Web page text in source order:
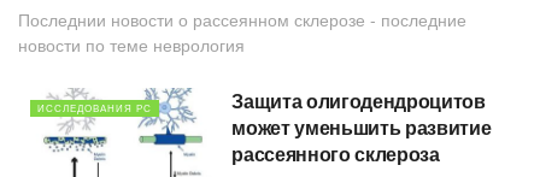
Последнии новости о рассеянном склерозе - последние
новости по теме неврология
ИССЛЕДОВАНИЯ РС
Защита олигодендроцитов
может уменьшить развитие
рассеянного склероза